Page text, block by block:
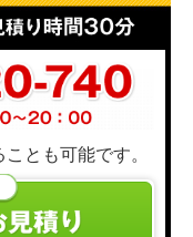
とも可能です。